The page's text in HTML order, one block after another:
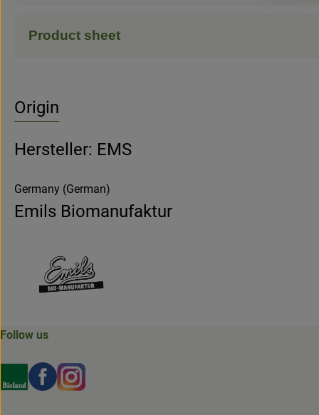
Product sheet
Origin
Hersteller: EMS
Germany (German)
Emils Biomanufaktur
Follow us
Externer Link zu https://www.bioland.de/verbraucher
Externer Link zu https://www.facebook.com/
Externer Link zu https://www.instagram.com/